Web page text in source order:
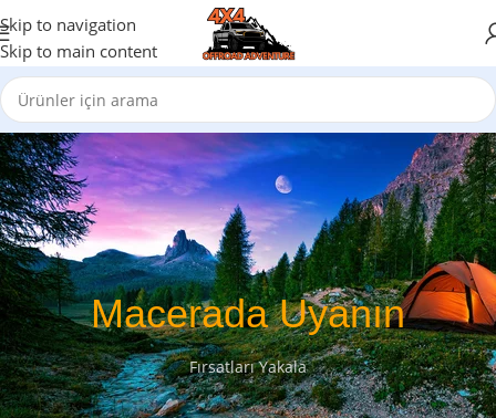
Skip to navigation
Skip to main content
Macerada Uyanın
Fırsatları Yakala